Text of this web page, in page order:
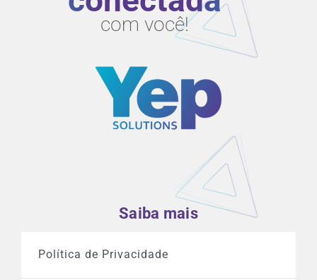
com você!
Saiba mais
Política de Privacidade